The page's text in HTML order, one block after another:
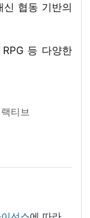
협동 기반의
등 다양한
티브